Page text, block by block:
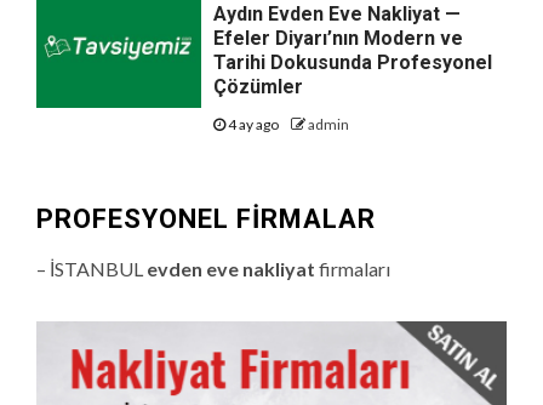
Aydın Evden Eve Nakliyat —
Efeler Diyarı’nın Modern ve
Tarihi Dokusunda Profesyonel
Çözümler
4 ay ago admin
PROFESYONEL FIRMALAR
– İSTANBUL evden eve nakliyat firmaları